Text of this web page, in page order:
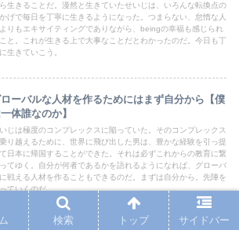
生きることだ。漫然と生きていたせいじは、いろんな転換点の
げで毎日を丁寧に生きるようになった。つまらない、怠惰な人
りもエキサイティングでありながら、beingの幸福も感じられ
と。これが生きる上で大事なことだとわかったのだ。今日も丁
生きていこう。
ーバルな人材を作るためにはまず自分から【僕
体誰なのか】
じは極度のコンプレックスに陥っていた。そのコンプレックス
り越えるために、世界に飛び出した男は、豊かな経験を引っ提
日本に帰国することができた。それは必ずこれからの教育に繋
てゆく。自分が何者であるかを語れるようになれば、グローバ
戦える人材を作ることもできるのだ。まずは自分から。先陣を
ていくのだ。
検索 トップ サイドバー